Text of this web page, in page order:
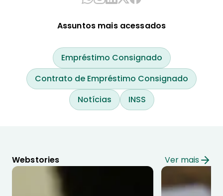
Assuntos mais acessados
Empréstimo Consignado
Contrato de Empréstimo Consignado
Notícias
INSS
Webstories Ver mais